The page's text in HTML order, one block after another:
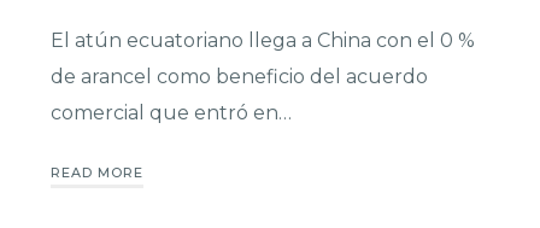
El atún ecuatoriano llega a China con el 0 %
de arancel como beneficio del acuerdo
comercial que entró en…
READ MORE